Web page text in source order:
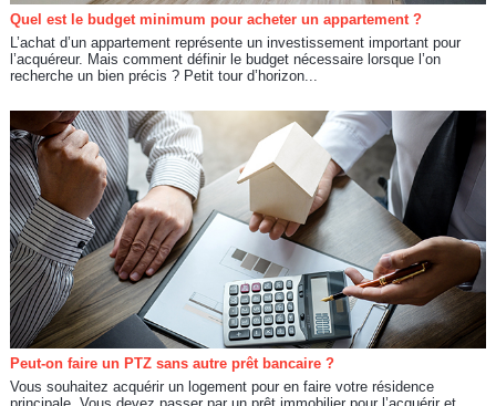
Quel est le budget minimum pour acheter un appartement ?
L’achat d’un appartement représente un investissement important pour
l’acquéreur. Mais comment définir le budget nécessaire lorsque l’on
recherche un bien précis ? Petit tour d’horizon...
Peut-on faire un PTZ sans autre prêt bancaire ?
Vous souhaitez acquérir un logement pour en faire votre résidence